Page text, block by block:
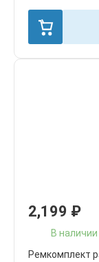
2,199 ₽
В наличии
Ремкомплект